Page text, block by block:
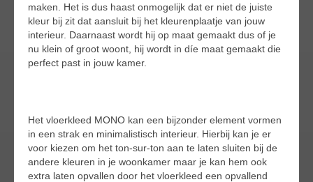
maken. Het is dus haast onmogelijk dat er niet de juiste
kleur bij zit dat aansluit bij het kleurenplaatje van jouw
interieur. Daarnaast wordt hij op maat gemaakt dus of je
nu klein of groot woont, hij wordt in díe maat gemaakt die
perfect past in jouw kamer.
Het vloerkleed MONO kan een bijzonder element vormen
in een strak en minimalistisch interieur. Hierbij kan je er
voor kiezen om het ton-sur-ton aan te laten sluiten bij de
andere kleuren in je woonkamer maar je kan hem ook
extra laten opvallen door het vloerkleed een opvallend